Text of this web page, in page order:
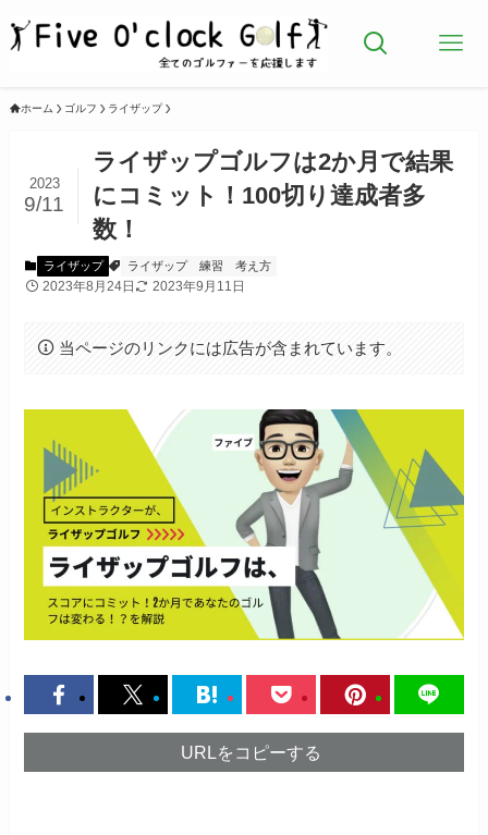
ホーム ゴルフ ライザップ
ライザップゴルフは2か月で結果
にコミット！100切り達成者多
数！
2023
9/11
ライザップ ライザップ 練習 考え方
2023年8月24日 2023年9月11日
当ページのリンクには広告が含まれています。
URLをコピーする